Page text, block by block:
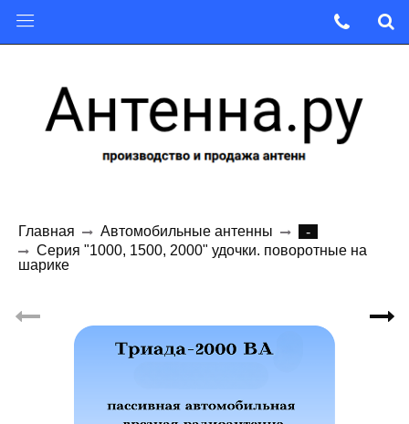
Главная Автомобильные антенны
-
Серия "1000, 1500, 2000" удочки. поворотные на
шарике